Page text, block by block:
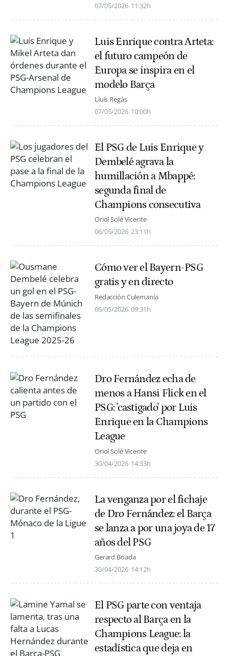
07/05/2026 11:32h
Luis Enrique contra Arteta:
el futuro campeón de
Europa se inspira en el
modelo Barça
Lluís Regàs
07/05/2026 10:00h
El PSG de Luis Enrique y
Dembelé agrava la
humillación a Mbappé:
segunda final de
Champions consecutiva
Oriol Solé Vicente
06/05/2026 23:11h
Cómo ver el Bayern-PSG
gratis y en directo
Redacción Culemanía
06/05/2026 09:31h
Dro Fernández echa de
menos a Hansi Flick en el
PSG: 'castigado' por Luis
Enrique en la Champions
League
Oriol Solé Vicente
30/04/2026 14:33h
La venganza por el fichaje
de Dro Fernández: el Barça
se lanza a por una joya de 17
años del PSG
Gerard Boada
30/04/2026 14:12h
El PSG parte con ventaja
respecto al Barça en la
Champions League: la
estadística que deja en